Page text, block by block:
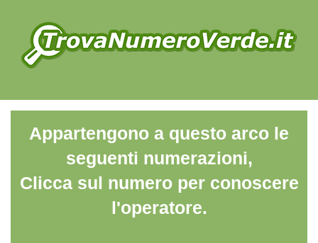
Appartengono a questo arco le
seguenti numerazioni,
Clicca sul numero per conoscere
l'operatore.